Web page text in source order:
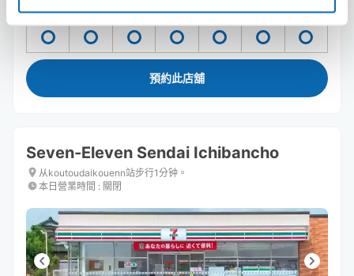
利用可能時間
預約此店舖
Seven-Eleven Sendai Ichibancho
从koutoudaikouenn站步行1分钟。
本日營業時間 : 關閉